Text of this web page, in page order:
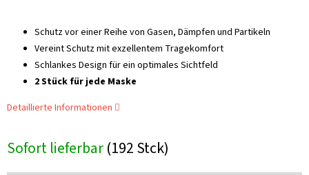
Sofort lieferbar(192 Stck)
Schutz vor einer Reihe von Gasen, Dämpfen und Partikeln
Vereint Schutz mit exzellentem Tragekomfort
Schlankes Design für ein optimales Sichtfeld
2 Stück für jede Maske
Detaillierte Informationen